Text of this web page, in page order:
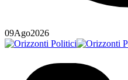
09Ago2026